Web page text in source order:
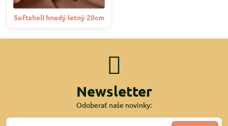
Softshell hnedý letný 20cm
Newsletter
Odoberať naše novinky: